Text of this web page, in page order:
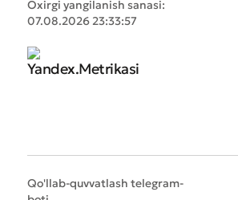
Oxirgi yangilanish sanasi:
07.08.2026 23:33:57
Qo'llab-quvvatlash telegram-